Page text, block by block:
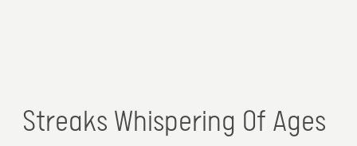
Streaks Whispering Of Ages